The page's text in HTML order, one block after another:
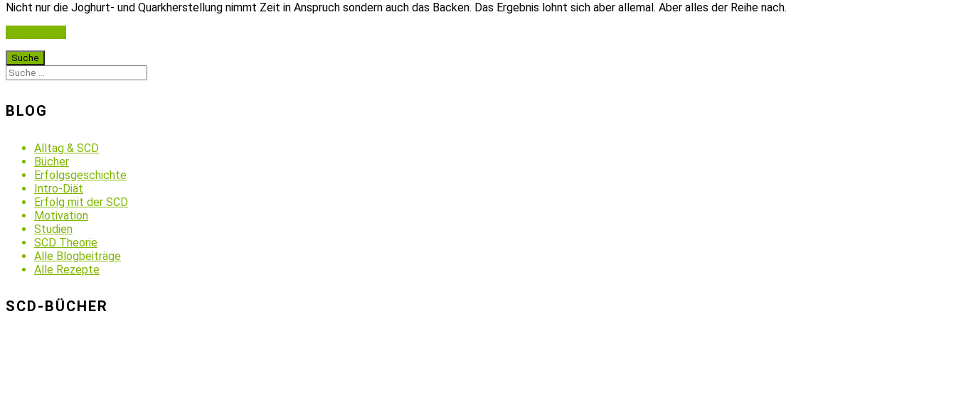
Nicht nur die Joghurt- und Quarkherstellung nimmt Zeit in Anspruch sondern auch das Backen. Das Ergebnis lohnt sich aber allemal. Aber alles der Reihe nach.
BLOG
Alltag & SCD
Bücher
Erfolgsgeschichte
Intro-Diät
Erfolg mit der SCD
Motivation
Studien
SCD Theorie
Alle Blogbeiträge
Alle Rezepte
SCD-BÜCHER